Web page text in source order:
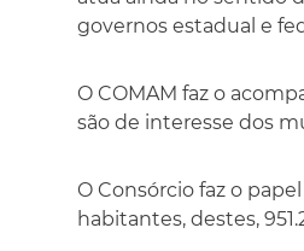
governos estadual e
O COMAM faz o
são de interesse dos
O Consórcio faz o
habitantes, destes,